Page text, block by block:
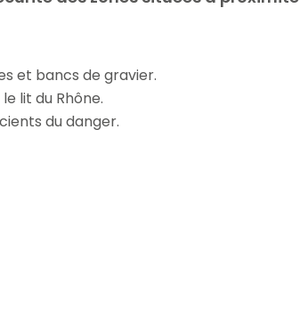
et bancs de gravier.
lit du Rhône.
du danger.